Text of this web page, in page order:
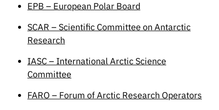
EPB – European Polar Board
SCAR – Scientific Committee on Antarctic
Research
IASC – International Arctic Science
Committee
FARO – Forum of Arctic Research Operators